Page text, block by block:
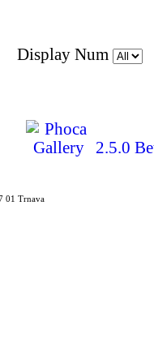
Display Num
2.5.0
01 Trnava